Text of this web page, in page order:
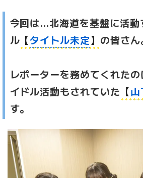
今回は…北海道を基盤に活
ル 【タイトル未定】 の皆さん
レポーターを務めてくれた
イドル活動もされていた 【
す。